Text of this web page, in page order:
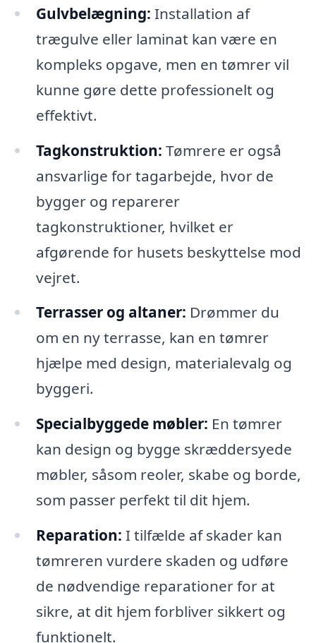
Gulvbelægning: Installation af
trægulve eller laminat kan være en
kompleks opgave, men en tømrer vil
kunne gøre dette professionelt og
effektivt.
Tagkonstruktion: Tømrere er også
ansvarlige for tagarbejde, hvor de
bygger og reparerer
tagkonstruktioner, hvilket er
afgørende for husets beskyttelse mod
vejret.
Terrasser og altaner: Drømmer du
om en ny terrasse, kan en tømrer
hjælpe med design, materialevalg og
byggeri.
Specialbyggede møbler: En tømrer
kan design og bygge skræddersyede
møbler, såsom reoler, skabe og borde,
som passer perfekt til dit hjem.
Reparation: I tilfælde af skader kan
tømreren vurdere skaden og udføre
de nødvendige reparationer for at
sikre, at dit hjem forbliver sikkert og
funktionelt.